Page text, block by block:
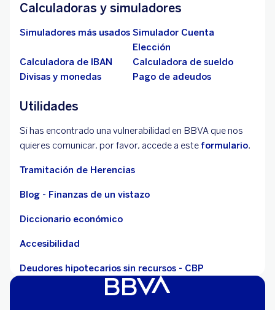
Calculadoras y simuladores
Simuladores más usados Simulador Cuenta
Elección
Calculadora de IBAN
Calculadora de sueldo
Divisas y monedas
Pago de adeudos
Utilidades
Si has encontrado una vulnerabilidad en BBVA que nos
quieres comunicar, por favor, accede a este formulario.
Tramitación de Herencias
Blog - Finanzas de un vistazo
Diccionario económico
Accesibilidad
Deudores hipotecarios sin recursos - CBP